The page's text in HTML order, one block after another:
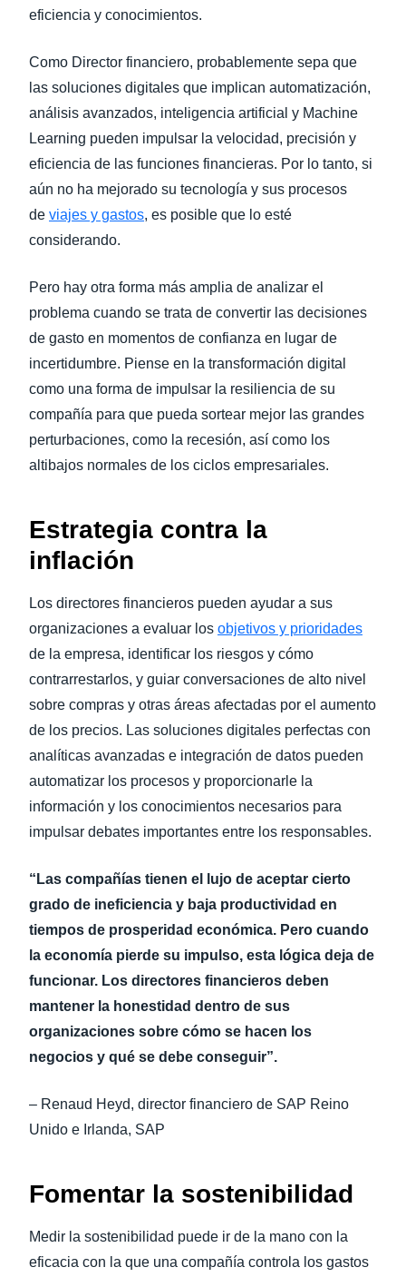
eficiencia y conocimientos.
Como Director financiero, probablemente sepa que
las soluciones digitales que implican automatización,
análisis avanzados, inteligencia artificial y Machine
Learning pueden impulsar la velocidad, precisión y
eficiencia de las funciones financieras. Por lo tanto, si
aún no ha mejorado su tecnología y sus procesos
de viajes y gastos, es posible que lo esté
considerando.
Pero hay otra forma más amplia de analizar el
problema cuando se trata de convertir las decisiones
de gasto en momentos de confianza en lugar de
incertidumbre. Piense en la transformación digital
como una forma de impulsar la resiliencia de su
compañía para que pueda sortear mejor las grandes
perturbaciones, como la recesión, así como los
altibajos normales de los ciclos empresariales.
Estrategia contra la
inflación
Los directores financieros pueden ayudar a sus
organizaciones a evaluar los objetivos y prioridades
de la empresa, identificar los riesgos y cómo
contrarrestarlos, y guiar conversaciones de alto nivel
sobre compras y otras áreas afectadas por el aumento
de los precios. Las soluciones digitales perfectas con
analíticas avanzadas e integración de datos pueden
automatizar los procesos y proporcionarle la
información y los conocimientos necesarios para
impulsar debates importantes entre los responsables.
“Las compañías tienen el lujo de aceptar cierto
grado de ineficiencia y baja productividad en
tiempos de prosperidad económica. Pero cuando
la economía pierde su impulso, esta lógica deja de
funcionar. Los directores financieros deben
mantener la honestidad dentro de sus
organizaciones sobre cómo se hacen los
negocios y qué se debe conseguir”.
– Renaud Heyd, director financiero de SAP Reino
Unido e Irlanda, SAP
Fomentar la sostenibilidad
Medir la sostenibilidad puede ir de la mano con la
eficacia con la que una compañía controla los gastos